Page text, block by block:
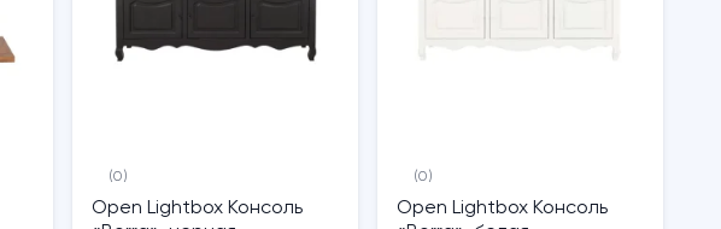
(0)
Open Lightbox Консоль
(0)
Open Lightbox Консоль